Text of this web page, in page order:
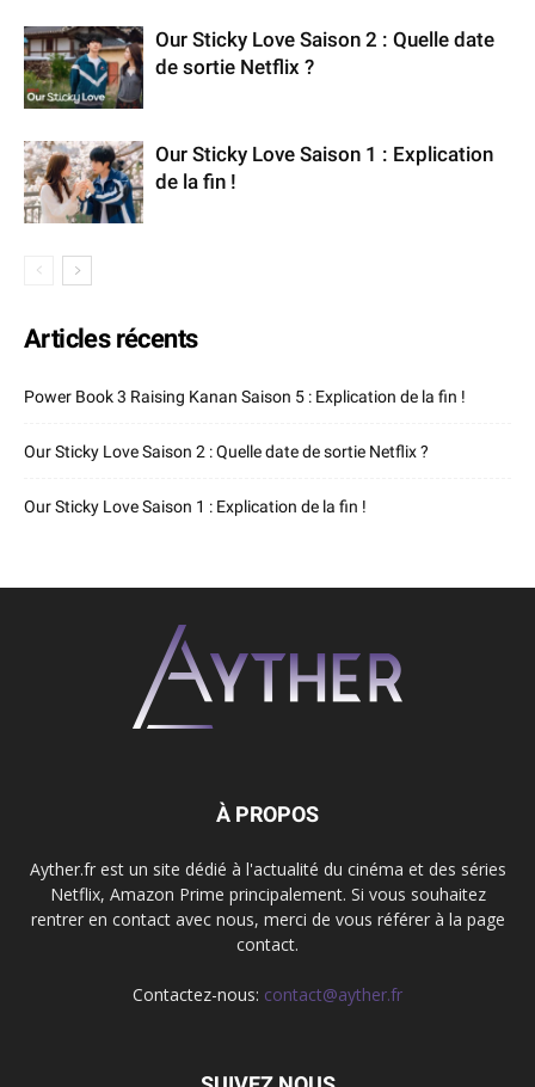
Our Sticky Love Saison 2 : Quelle date
de sortie Netflix ?
Our Sticky Love Saison 1 : Explication
de la fin !
Articles récents
Power Book 3 Raising Kanan Saison 5 : Explication de la fin !
Our Sticky Love Saison 2 : Quelle date de sortie Netflix ?
Our Sticky Love Saison 1 : Explication de la fin !
À PROPOS
Ayther.fr est un site dédié à l'actualité du cinéma et des séries
Netflix, Amazon Prime principalement. Si vous souhaitez
rentrer en contact avec nous, merci de vous référer à la page
contact.
Contactez-nous: contact@ayther.fr